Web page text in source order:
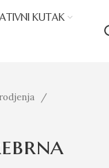
KUTAK